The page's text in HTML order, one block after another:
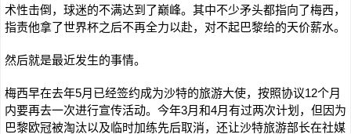
术性击倒，球迷的不满达到了巅峰。其中不少矛头都指向了梅西，
指责他拿了世界杯之后不再全力以赴，对不起巴黎给的天价薪水。
然后就是最近发生的事情。
梅西早在去年5月已经签约成为沙特的旅游大使，按照协议12个月
内要再去一次进行宣传活动。今年3月和4月有过两次计划，但因为
巴黎欧冠被淘汰以及临时加练先后取消，还让沙特旅游部长在社媒